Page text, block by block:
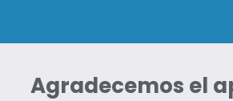
Agradecemos el